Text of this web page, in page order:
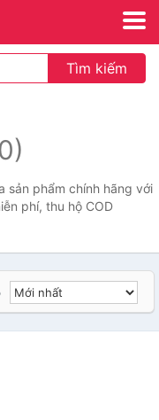
Tìm kiếm
sản phẩm chính hãng với
phí, thu hộ COD